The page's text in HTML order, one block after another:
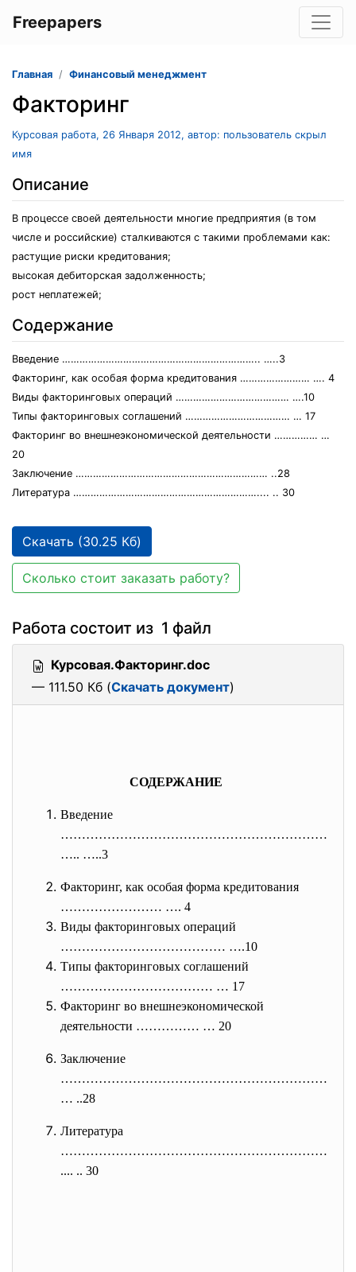
Freepapers
Главная Финансовый менеджмент
Факторинг
Курсовая работа, 26 Января 2012, автор: пользователь скрыл
имя
Описание
В процессе своей деятельности многие предприятия (в том
числе и российские) сталкиваются с такими проблемами как:
растущие риски кредитования;
высокая дебиторская задолженность;
рост неплатежей;
Содержание
Введение ………………………………………………………….. …..3
Факторинг, как особая форма кредитования …………………… …. 4
Виды факторинговых операций ………………………………… ….10
Типы факторинговых соглашений ……………………………… … 17
Факторинг во внешнеэкономической деятельности …………… …
20
Заключение ………………………………………………………… ..28
Литература ……………………………………………………….... .. 30
Скачать (30.25 Кб)
Сколько стоит заказать работу?
Работа состоит из 1 файл
Курсовая.Факторинг.doc
— 111.50 Кб (Скачать документ)
СОДЕРЖАНИЕ
Введение
………………………………………………………
….. …..3
Факторинг, как особая форма кредитования
…………………… …. 4
Виды факторинговых операций
………………………………… ….10
Типы факторинговых соглашений
……………………………… … 17
Факторинг во внешнеэкономической
деятельности …………… … 20
Заключение
………………………………………………………
… ..28
Литература
………………………………………………………
.... .. 30